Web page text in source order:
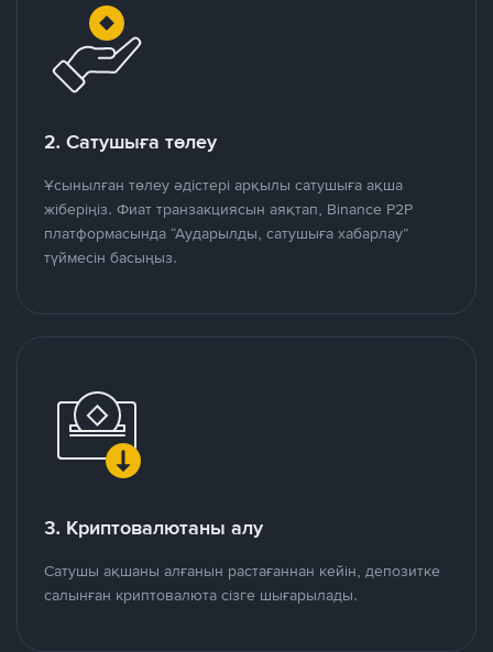
2. Сатушыға төлеу
Ұсынылған төлеу әдістері арқылы сатушыға ақша
жіберіңіз. Фиат транзакциясын аяқтап, Binance P2P
платформасында “Аударылды, сатушыға хабарлау”
түймесін басыңыз.
3. Криптовалютаны алу
Сатушы ақшаны алғанын растағаннан кейін, депозитке
салынған криптовалюта сізге шығарылады.